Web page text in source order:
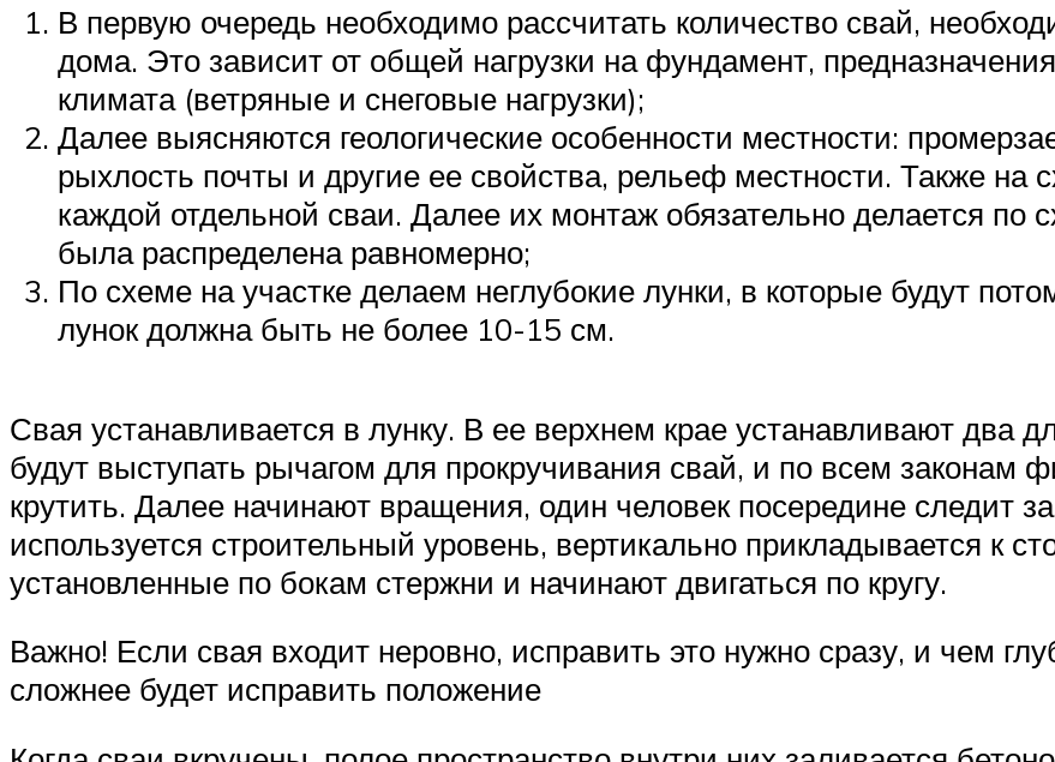
В первую очередь необходимо рассчитать количество свай,
дома. Это зависит от общей нагрузки на фундамент,
климата (ветряные и снеговые нагрузки);
Далее выясняются геологические особенности местности:
рыхлость почты и другие ее свойства, рельеф местности. Также на
каждой отдельной сваи. Далее их монтаж обязательно делается по
была распределена равномерно;
По схеме на участке делаем неглубокие лунки, в которые будут
лунок должна быть не более 10-15 см.
Свая устанавливается в лунку. В ее верхнем крае устанавливают два
будут выступать рычагом для прокручивания свай, и по всем законам
крутить. Далее начинают вращения, один человек посередине следит
используется строительный уровень, вертикально прикладывается к
установленные по бокам стержни и начинают двигаться по кругу.
Важно! Если свая входит неровно, исправить это нужно сразу, и чем
сложнее будет исправить положение